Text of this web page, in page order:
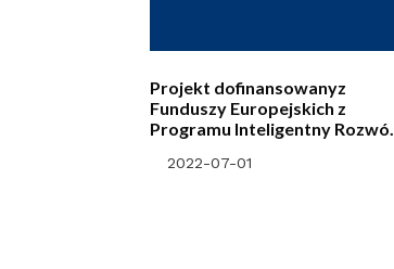
Projekt dofinansowanyz
Funduszy Europejskich z
Programu Inteligentny Rozwój
2022-07-01